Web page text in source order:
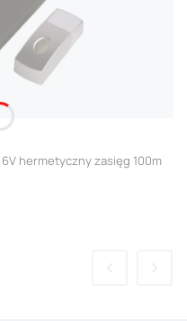
hermetyczny zasięg 100m